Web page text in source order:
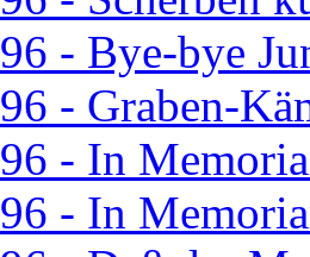
- Bye-bye
- Graben-
- In
- In